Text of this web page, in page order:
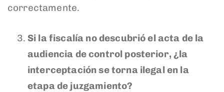
correctamente.
Si la fiscalía no descubrió el acta de la
audiencia de control posterior, ¿la
interceptación se torna ilegal en la
etapa de juzgamiento?